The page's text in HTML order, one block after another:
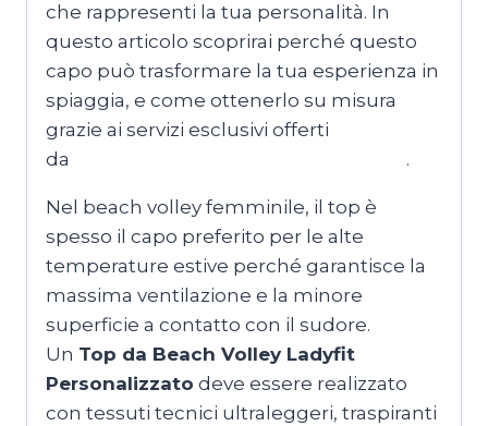
che rappresenti la tua personalità. In
questo articolo scoprirai perché questo
capo può trasformare la tua esperienza in
spiaggia, e come ottenerlo su misura
grazie ai servizi esclusivi offerti
da
.
Nel beach volley femminile, il top è
spesso il capo preferito per le alte
temperature estive perché garantisce la
massima ventilazione e la minore
superficie a contatto con il sudore.
Un Top da Beach Volley Ladyfit
Personalizzato deve essere realizzato
con tessuti tecnici ultraleggeri, traspiranti